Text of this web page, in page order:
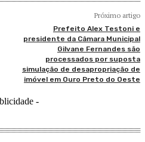
Próximo artigo
Prefeito Alex Testoni e
presidente da Câmara Municipal
Gilvane Fernandes são
processados por suposta
simulação de desapropriação de
imóvel em Ouro Preto do Oeste
-